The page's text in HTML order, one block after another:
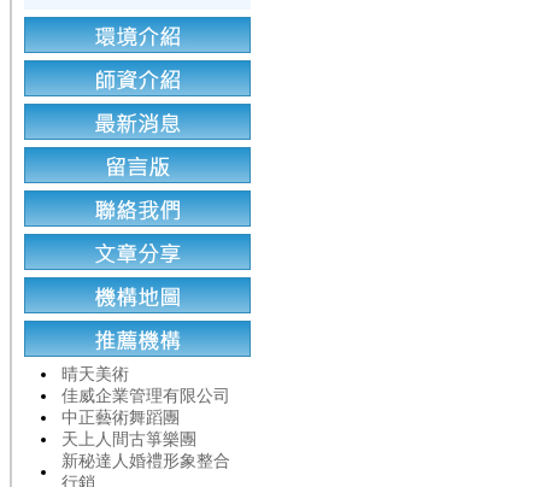
晴天美術
佳威企業管理有限公司
中正藝術舞蹈團
天上人間古箏樂團
新秘達人婚禮形象整合
行銷